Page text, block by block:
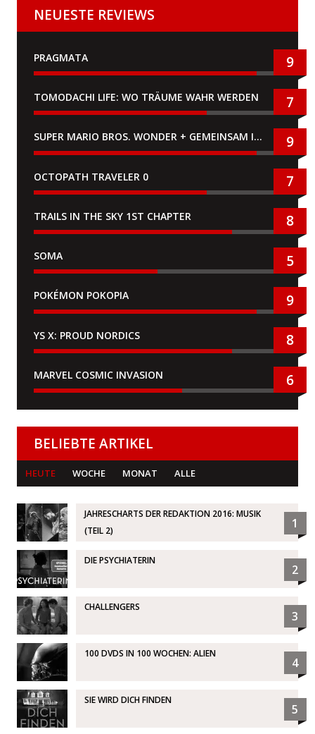
NEUESTE REVIEWS
PRAGMATA 9
TOMODACHI LIFE: WO TRÄUME WAHR WERDEN 7
SUPER MARIO BROS. WONDER + GEMEINSAM IM BELLABEL-PARK 9
OCTOPATH TRAVELER 0 7
TRAILS IN THE SKY 1ST CHAPTER 8
SOMA 5
POKÉMON POKOPIA 9
YS X: PROUD NORDICS 8
MARVEL COSMIC INVASION 6
BELIEBTE ARTIKEL
HEUTE WOCHE MONAT ALLE
JAHRESCHARTS DER REDAKTION 2016: MUSIK
(TEIL 2)
1
DIE PSYCHIATERIN
2
CHALLENGERS
3
100 DVDS IN 100 WOCHEN: ALIEN
4
SIE WIRD DICH FINDEN
5